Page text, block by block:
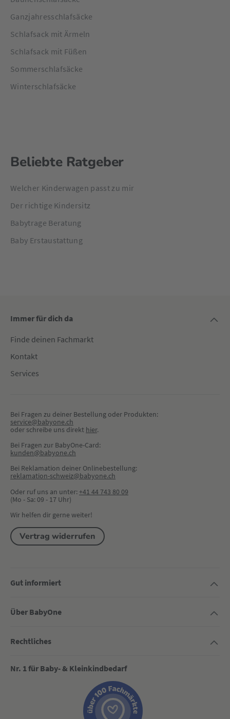
Ganzjahresschlafsäcke
Schlafsack mit Ärmeln
Schlafsack mit Füßen
Sommerschlafsäcke
Winterschlafsäcke
Beliebte Ratgeber
Welcher Kinderwagen passt zu mir
Der richtige Kindersitz
Babytrage Beratung
Baby Erstaustattung
Immer für dich da
Finde deinen Fachmarkt
Kontakt
Services
Bei Fragen zu deiner Bestellung oder Produkten:
service@babyone.ch
oder schreibe uns direkt hier.
Bei Fragen zur BabyOne-Card:
kunden@babyone.ch
Bei Reklamation deiner Onlinebestellung:
reklamation-schweiz@babyone.ch
Oder ruf uns an unter:+41 44 743 80 09
(Mo - Sa: 09 - 17 Uhr)
Wir helfen dir gerne weiter!
Vertrag widerrufen
Gut informiert
Über BabyOne
Rechtliches
Nr. 1 für Baby- & Kleinkindbedarf